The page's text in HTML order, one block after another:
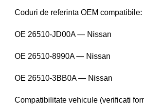
Coduri de referinta OEM compatibile:
OE 26510-JD00A — Nissan
OE 26510-8990A — Nissan
OE 26510-3BB0A — Nissan
Compatibilitate vehicule (verificati